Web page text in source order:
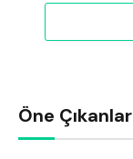
Öne Çıkanlar